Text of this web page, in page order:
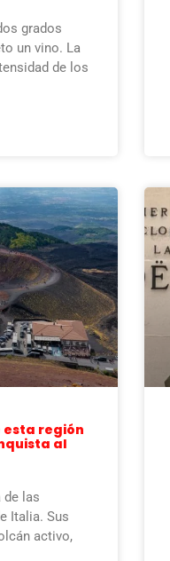
grados
un vino. La
de los
esta región
al
de las
Italia. Sus
activo,